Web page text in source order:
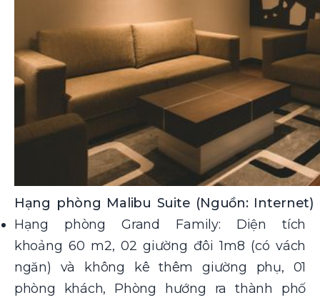
Hạng phòng Malibu Suite (Nguồn: Internet)
Hạng phòng Grand Family: Diện tích
khoảng 60 m2, 02 giường đôi 1m8 (có vách
ngăn) và không kê thêm giường phụ, 01
phòng khách, Phòng hướng ra thành phố